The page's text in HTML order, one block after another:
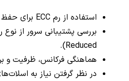
استفاده از رم ECC برای حفظ پایداری سیستم.
Reduced).
هماهنگی فرکانس، ظرفیت و
در نظر گرفتن نیاز به